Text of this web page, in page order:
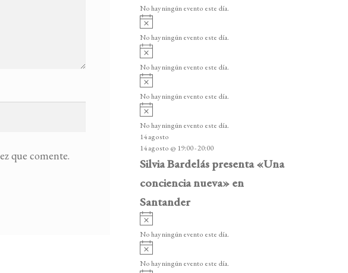
que comente.
e
n
t
o
s
o
i
o
No hay ningún evento este día.
v
i
o
No hay ningún evento este día.
A
v
i
o
No hay ningún evento este día.
A
v
i
o
No hay ningún evento este día.
v
i
s
o
No hay ningún evento este día.
14 agosto
14 agosto @ 19:00-20:00
Silvia Bardelás presenta «Una
conciencia nueva» en
Santander
v
i
o
No hay ningún evento este día.
v
i
No hay ningún evento este día.